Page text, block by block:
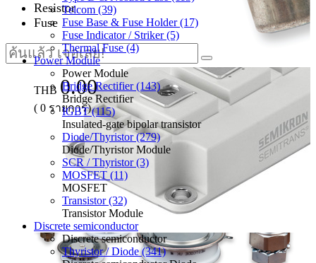
Resistor
Fuse
THB 0.00
( 0 รายการ)
Telcom (39)
Fuse Base & Fuse Holder (17)
Fuse Indicator / Striker (5)
Thermal Fuse (4)
Power Module
Power Module
Bridge Rectifier (143)
Bridge Rectifier
IGBT (115)
Insulated-gate bipolar transistor
Diode/Thyristor (279)
Diode/Thyristor Module
SCR / Thyristor (3)
MOSFET (11)
MOSFET
Transistor (32)
Transistor Module
Discrete semiconductor
Discrete semiconductor
Thyristor / Diode (341)